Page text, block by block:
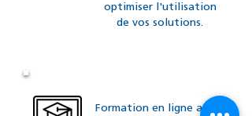
optimiser l'utilisation
de vos solutions.
Formation en ligne avec